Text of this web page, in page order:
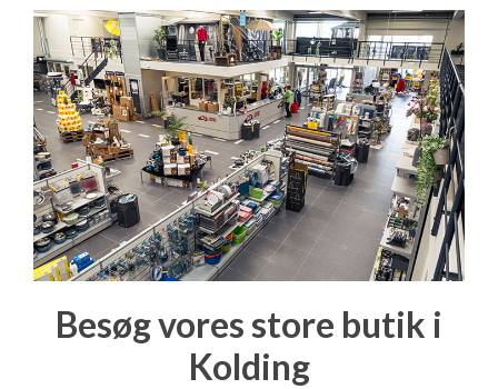
Besøg vores store butik i
Kolding